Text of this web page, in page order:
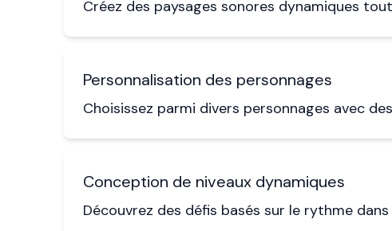
Créez des paysages sonores dynamiques
Personnalisation des personnages
Choisissez parmi divers personnages avec
Conception de niveaux dynamiques
Découvrez des défis basés sur le rythme